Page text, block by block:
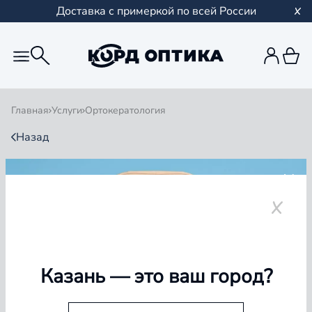
Доставка с примеркой по всей России
Главная Услуги Ортокератология
Назад
ОРТОКЕРАТОЛОГИЯ
Казань— это ваш город?